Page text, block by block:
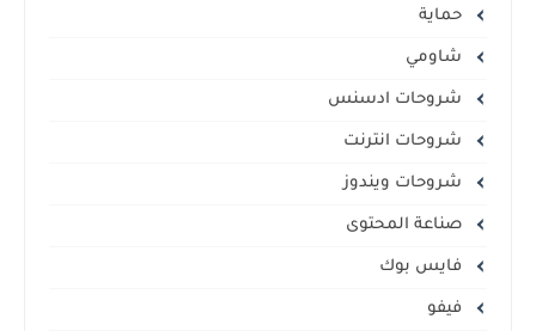
حماية
شاومي
شروحات ادسنس
شروحات انترنت
شروحات ويندوز
صناعة المحتوى
فايس بوك
فيفو